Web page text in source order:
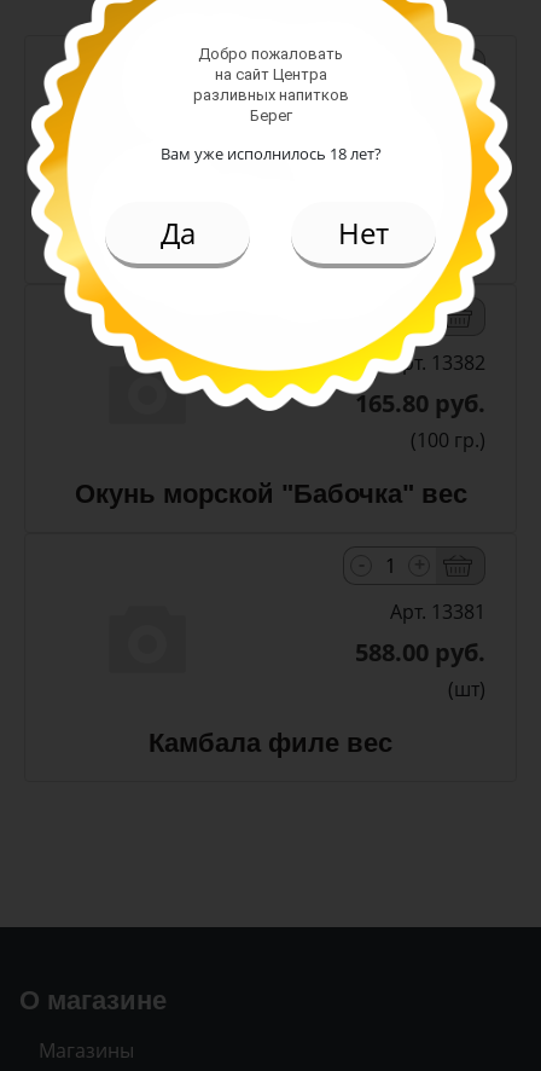
Арт. 13380
588.00 руб.
(шт)
Камбала стружка вес
+
Арт. 13382
165.80 руб.
(100 гр.)
Окунь морской "Бабочка" вес
Арт. 13381
588.00 руб.
(шт)
Камбала филе вес
О магазине
Магазины
Добро пожаловать
на сайт Центра
разливных напитков
Берег
Вам уже исполнилось 18 лет?
Да Нет